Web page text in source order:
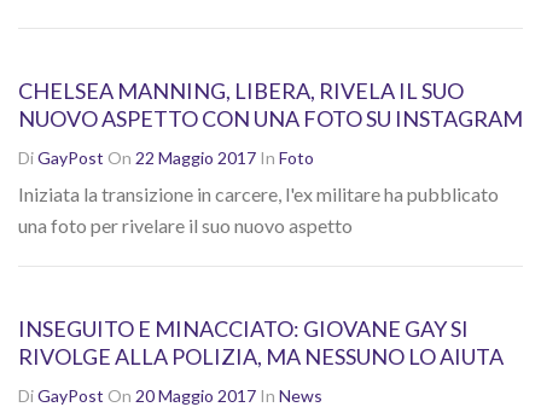
CHELSEA MANNING, LIBERA, RIVELA IL SUO
NUOVO ASPETTO CON UNA FOTO SU INSTAGRAM
DiGayPost On 22 Maggio 2017 In Foto
Iniziata la transizione in carcere, l'ex militare ha pubblicato
una foto per rivelare il suo nuovo aspetto
INSEGUITO E MINACCIATO: GIOVANE GAY SI
RIVOLGE ALLA POLIZIA, MA NESSUNO LO AIUTA
DiGayPost On 20 Maggio 2017 In News